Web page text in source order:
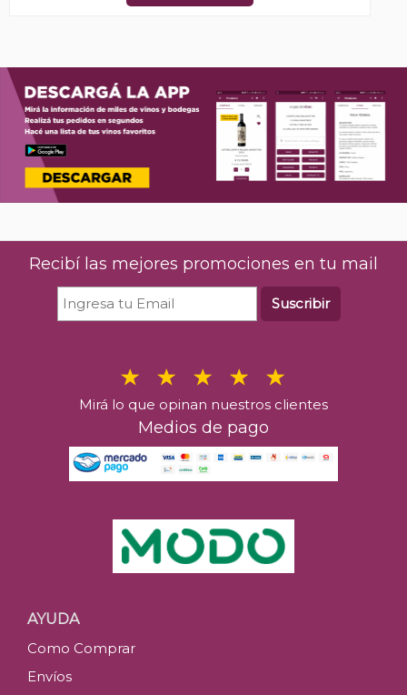
Recibí las mejores promociones en tu mail
Suscribir
Mirá lo que opinan nuestros clientes
Medios de pago
AYUDA
Como Comprar
Envíos